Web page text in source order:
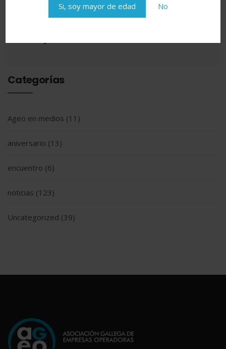
Si, soy mayor de edad No
Posición de AGEO respecto al anuncio
Categorías
Ageo en medios (11)
aniversario (13)
encuentro (6)
noticias (123)
Uncategorized (39)